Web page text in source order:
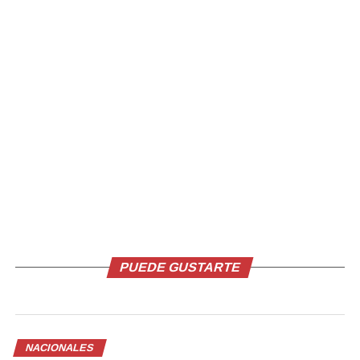
En «Nacionales»
31 mayo, 2026
En «Nacionales»
PUEDE GUSTARTE
NACIONALES